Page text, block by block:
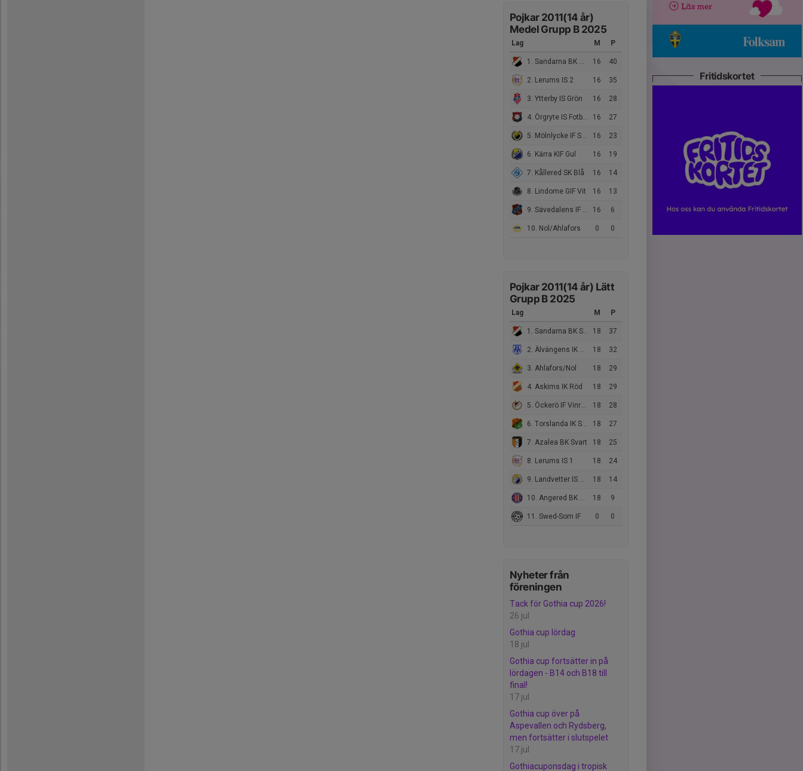
Pojkar 2011(14 år)
Medel Grupp B 2025
Lag M P
1. Sandarna BK Röd 16 40
2. Lerums IS 2 16 35
3. Ytterby IS Grön 16 28
4. Örgryte IS Fotboll Blå 16 27
5. Mölnlycke IF Svart 16 23
6. Kärra KIF Gul 16 19
7. Kållered SK Blå 16 14
8. Lindome GIF Vit 16 13
9. Sävedalens IF Röd 16 6
10. Nol/Ahlafors 0 0
Pojkar 2011(14 år) Lätt
Grupp B 2025
Lag M P
1. Sandarna BK Svart 18 37
2. Älvängens IK P11 vit 18 32
3. Ahlafors/Nol 18 29
4. Askims IK Röd 18 29
5. Öckerö IF Vinröd 18 28
6. Torslanda IK Svart 18 27
7. Azalea BK Svart 18 25
8. Lerums IS 1 18 24
9. Landvetter IS Blå P2011 18 14
10. Angered BK Grå 18 9
11. Swed-Som IF 0 0
Nyheter från
föreningen
Tack för Gothia cup 2026!
26 jul
Gothia cup lördag
18 jul
Gothia cup fortsätter in på
lördagen - B14 och B18 till
final!
17 jul
Gothia cup över på
Aspevallen och Rydsberg,
men fortsätter i slutspelet
17 jul
Gothiacuponsdag i tropisk
Fritidskortet